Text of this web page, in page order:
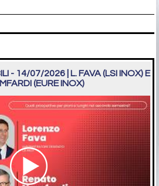
- 14/07/2026 | L. FAVA (LSI INOX) E
(EURE INOX)